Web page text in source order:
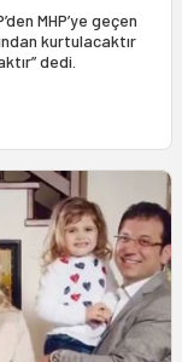
MHP’ye geçen
kurtulacaktır
dedi.